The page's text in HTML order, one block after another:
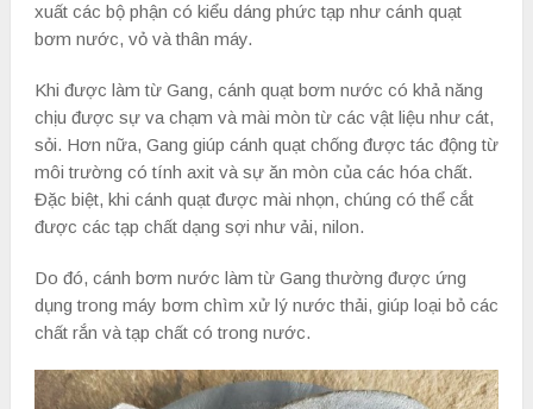
xuất các bộ phận có kiểu dáng phức tạp như cánh quạt
bơm nước, vỏ và thân máy.
Khi được làm từ Gang, cánh quạt bơm nước có khả năng
chịu được sự va chạm và mài mòn từ các vật liệu như cát,
sỏi. Hơn nữa, Gang giúp cánh quạt chống được tác động từ
môi trường có tính axit và sự ăn mòn của các hóa chất.
Đặc biệt, khi cánh quạt được mài nhọn, chúng có thể cắt
được các tạp chất dạng sợi như vải, nilon.
Do đó, cánh bơm nước làm từ Gang thường được ứng
dụng trong máy bơm chìm xử lý nước thải, giúp loại bỏ các
chất rắn và tạp chất có trong nước.